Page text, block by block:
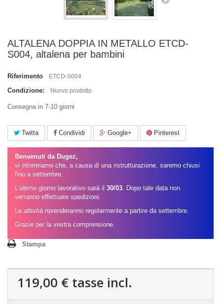
ALTALENA DOPPIA IN METALLO ETCD-
S004, altalena per bambini
Riferimento ETCD-S004
Condizione: Nuovo prodotto
Consegna in 7-10 giorni
Twitta Condividi Google+ Pinterest
Benvenuti da Dugez,
vi informiamo che, a causa di una ristrutturazione, saremo chiusi
fino a settembre.
L’ultimo giorno lavorativo sarà il 30/03. Dopo tale data non
verranno effettuate spedizioni.
Le attività riprenderanno regolarmente a partire da settembre.
Grazie per la vostra comprensione.
Stampa
119,00 € tasse incl.